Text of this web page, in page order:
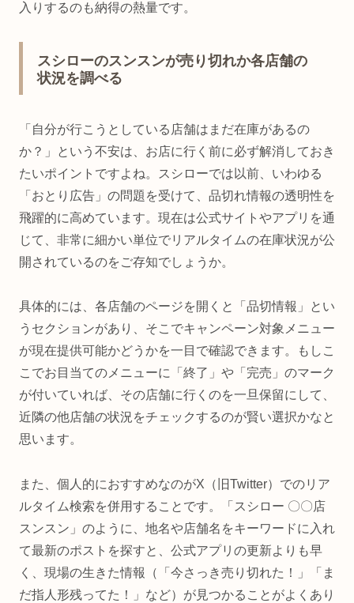
入りするのも納得の熱量です。
スシローのスンスンが売り切れか各店舗の
状況を調べる
「自分が行こうとしている店舗はまだ在庫があるの
か？」という不安は、お店に行く前に必ず解消しておき
たいポイントですよね。スシローでは以前、いわゆる
「おとり広告」の問題を受けて、品切れ情報の透明性を
飛躍的に高めています。現在は公式サイトやアプリを通
じて、非常に細かい単位でリアルタイムの在庫状況が公
開されているのをご存知でしょうか。
具体的には、各店舗のページを開くと「品切情報」とい
うセクションがあり、そこでキャンペーン対象メニュー
が現在提供可能かどうかを一目で確認できます。もしこ
こでお目当てのメニューに「終了」や「完売」のマーク
が付いていれば、その店舗に行くのを一旦保留にして、
近隣の他店舗の状況をチェックするのが賢い選択かなと
思います。
また、個人的におすすめなのがX（旧Twitter）でのリア
ルタイム検索を併用することです。「スシロー 〇〇店
スンスン」のように、地名や店舗名をキーワードに入れ
て最新のポストを探すと、公式アプリの更新よりも早
く、現場の生きた情報（「今さっき売り切れた！」「ま
だ指人形残ってた！」など）が見つかることがよくあり